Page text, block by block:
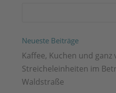
Neueste Beiträge
Kaffee, Kuchen und ganz
Streicheleinheiten im
Waldstraße